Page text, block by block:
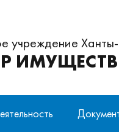
учреждение